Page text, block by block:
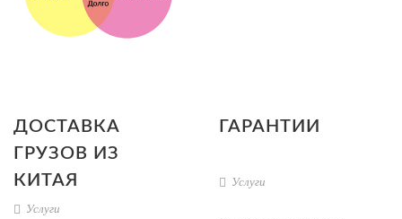
ДОСТАВКА
ГРУЗОВ ИЗ
КИТАЯ
Услуги
ГАРАНТИИ
Услуги